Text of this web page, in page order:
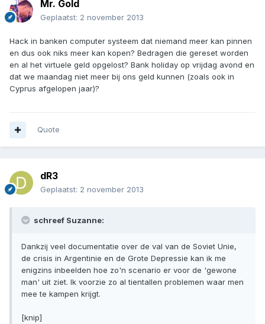
Mr. Gold
Geplaatst: 2 november 2013
Hack in banken computer systeem dat niemand meer kan pinnen
en dus ook niks meer kan kopen? Bedragen die gereset worden
en al het virtuele geld opgelost? Bank holiday op vrijdag avond en
dat we maandag niet meer bij ons geld kunnen (zoals ook in
Cyprus afgelopen jaar)?
Quote
dR3
Geplaatst: 2 november 2013
schreef Suzanne:
Dankzij veel documentatie over de val van de Soviet Unie,
de crisis in Argentinie en de Grote Depressie kan ik me
enigzins inbeelden hoe zo'n scenario er voor de 'gewone
man' uit ziet. Ik voorzie zo al tientallen problemen waar men
mee te kampen krijgt.
[knip]